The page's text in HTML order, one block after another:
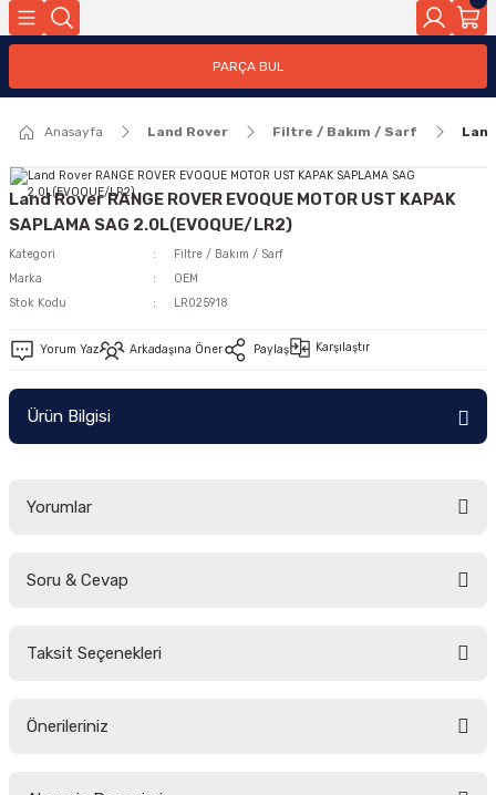
PARÇA BUL
Anasayfa Land Rover Filtre / Bakım / Sarf
Land Rover RANGE ROVER EVOQUE MOTOR UST KAPAK
SAPLAMA SAG 2.0L(EVOQUE/LR2)
Kategori
Filtre / Bakım / Sarf
Marka
OEM
Stok Kodu
LR025918
Yorum Yaz Arkadaşına Öner Paylaş Karşılaştır
Ürün Bilgisi
Yorumlar
Soru & Cevap
Taksit Seçenekleri
Önerileriniz